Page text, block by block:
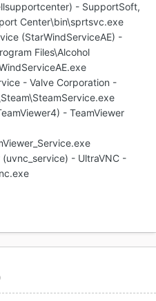
- SupportSoft,
Center\bin\sprtsvc.exe
(StarWindServiceAE) -
Files\Alcohol
- Valve Corporation -
- TeamViewer
- UltraVNC -